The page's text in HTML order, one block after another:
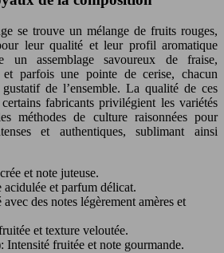
se trouve un mélange de fruits rouges,
leur qualité et leur profil aromatique
assemblage savoureux de fraise,
et parfois une pointe de cerise, chacun
de l’ensemble. La qualité de ces
fabricants privilégient les variétés
méthodes de culture raisonnées pour
et authentiques, sublimant ainsi
et note juteuse.
acidulée et parfum délicat.
des notes légèrement amères et
et texture veloutée.
Intensité fruitée et note gourmande.